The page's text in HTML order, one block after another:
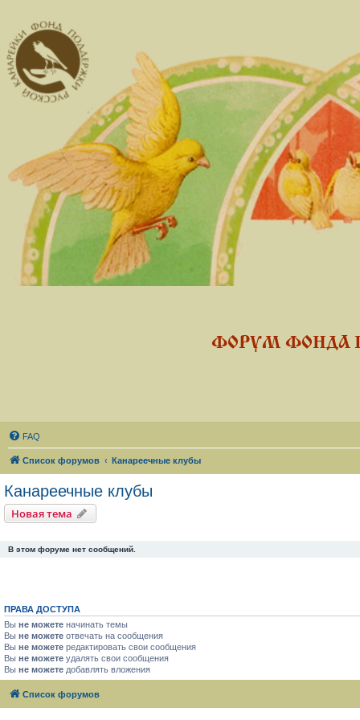
ФОРУМ ФОНДА
FAQ
Список форумов Канареечные клубы
Канареечные клубы
Новая тема
В этом форуме нет сообщений.
ПРАВА ДОСТУПА
Вы не можете начинать темы
Вы не можете отвечать на сообщения
Вы не можете редактировать свои сообщения
Вы не можете удалять свои сообщения
Вы не можете добавлять вложения
Список форумов